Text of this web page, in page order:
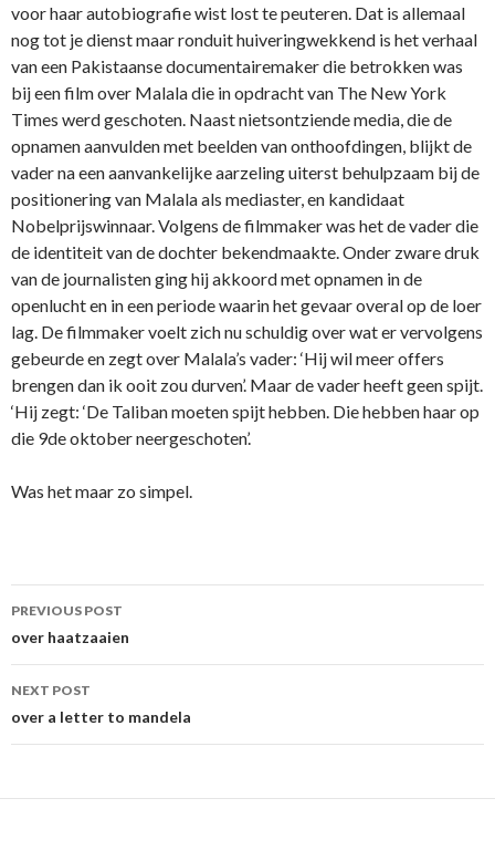
voor haar autobiografie wist lost te peuteren. Dat is allemaal
nog tot je dienst maar ronduit huiveringwekkend is het verhaal
van een Pakistaanse documentairemaker die betrokken was
bij een film over Malala die in opdracht van The New York
Times werd geschoten. Naast nietsontziende media, die de
opnamen aanvulden met beelden van onthoofdingen, blijkt de
vader na een aanvankelijke aarzeling uiterst behulpzaam bij de
positionering van Malala als mediaster, en kandidaat
Nobelprijswinnaar. Volgens de filmmaker was het de vader die
de identiteit van de dochter bekendmaakte. Onder zware druk
van de journalisten ging hij akkoord met opnamen in de
openlucht en in een periode waarin het gevaar overal op de loer
lag. De filmmaker voelt zich nu schuldig over wat er vervolgens
gebeurde en zegt over Malala’s vader: ‘Hij wil meer offers
brengen dan ik ooit zou durven’. Maar de vader heeft geen spijt.
‘Hij zegt: ‘De Taliban moeten spijt hebben. Die hebben haar op
die 9de oktober neergeschoten’.
Was het maar zo simpel.
Post
navigation
PREVIOUS POST
over haatzaaien
NEXT POST
over a letter to mandela